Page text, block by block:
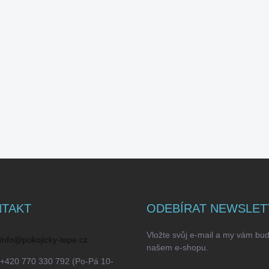
info@pokojicky-tepe.cz
+420 770 330 792 (Po-Pá 10-
ODEBÍRAT
Vložte svůj e-mail a my vám
našem e-shopu.